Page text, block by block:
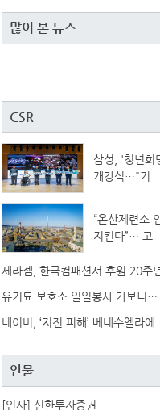
많이 본 뉴스
CSR
삼성, '청년희
개강식…"기
“온산제련소
지킨다”… 고
세라젬, 한국컴패션서 후원 20주
유기묘 보호소 일일봉사 가보니…
네이버, ‘지진 피해’ 베네수엘라에
인물
[인사] 신한투자증권